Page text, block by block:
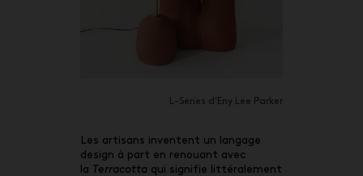
L-Series d’Eny Lee Parker
Les artisans inventent un langage
design à part en renouant avec
la
Terracotta qui signifie littéralement